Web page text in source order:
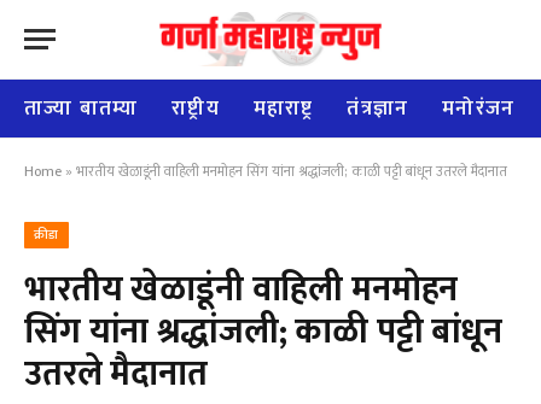
ताज्या बातम्या राष्ट्रीय महाराष्ट्र तंत्रज्ञान मनोरंजन
Home » भारतीय खेळाडूंनी वाहिली मनमोहन सिंग यांना श्रद्धांजली; काळी पट्टी बांधून उतरले मैदानात
क्रीडा
भारतीय खेळाडूंनी वाहिली मनमोहन
सिंग यांना श्रद्धांजली; काळी पट्टी बांधून
उतरले मैदानात